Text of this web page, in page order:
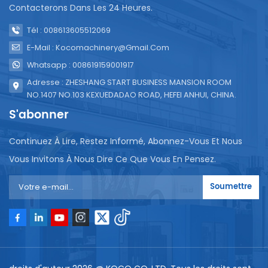
Contacterons Dans Les 24 Heures.
Tél : 008613605512069
E-Mail : Kocomachinery@gmail.com
Whatsapp : 008619159001917
Adresse : ZHESHANG START BUSINESS MANSION ROOM
NO.1407 NO.103 KEXUEDADAO ROAD, HEFEI ANHUI, CHINA.
S'abonner
Continuez À Lire, Restez Informé, Abonnez-Vous Et Nous
Vous Invitons À Nous Dire Ce Que Vous En Pensez.
Soumettre